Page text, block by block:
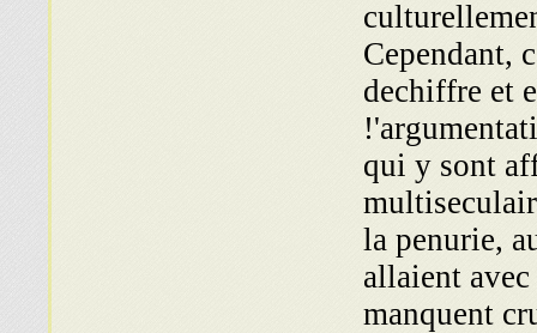
Cependant,
dechiffre et
qui y sont
la penurie,
allaient
manquent